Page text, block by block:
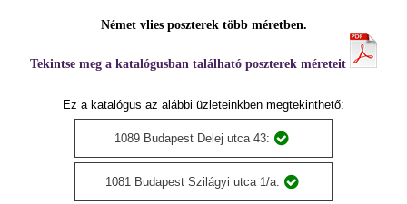
Német vlies poszterek több méretben.
Tekintse meg a katalógusban található poszterek méreteit
Ez a katalógus az alábbi üzleteinkben megtekinthető:
1089 Budapest Delej utca 43:
1081 Budapest Szilágyi utca 1/a: